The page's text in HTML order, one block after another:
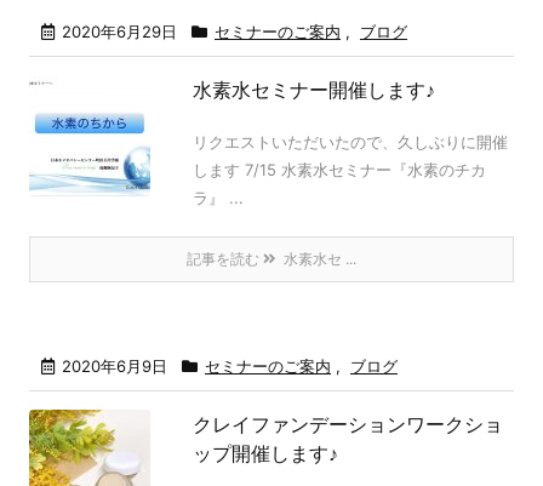
2020年6月29日 セミナーのご案内 , ブログ
水素水セミナー開催します♪
リクエストいただいたので、久しぶりに開催
します 7/15 水素水セミナー『水素のチカ
ラ』 ...
記事を読む 水素水セ ...
2020年6月9日 セミナーのご案内 , ブログ
クレイファンデーションワークショ
ップ開催します♪